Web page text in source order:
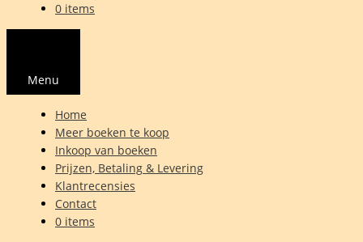
0 items
Menu
Home
Meer boeken te koop
Inkoop van boeken
Prijzen, Betaling & Levering
Klantrecensies
Contact
0 items